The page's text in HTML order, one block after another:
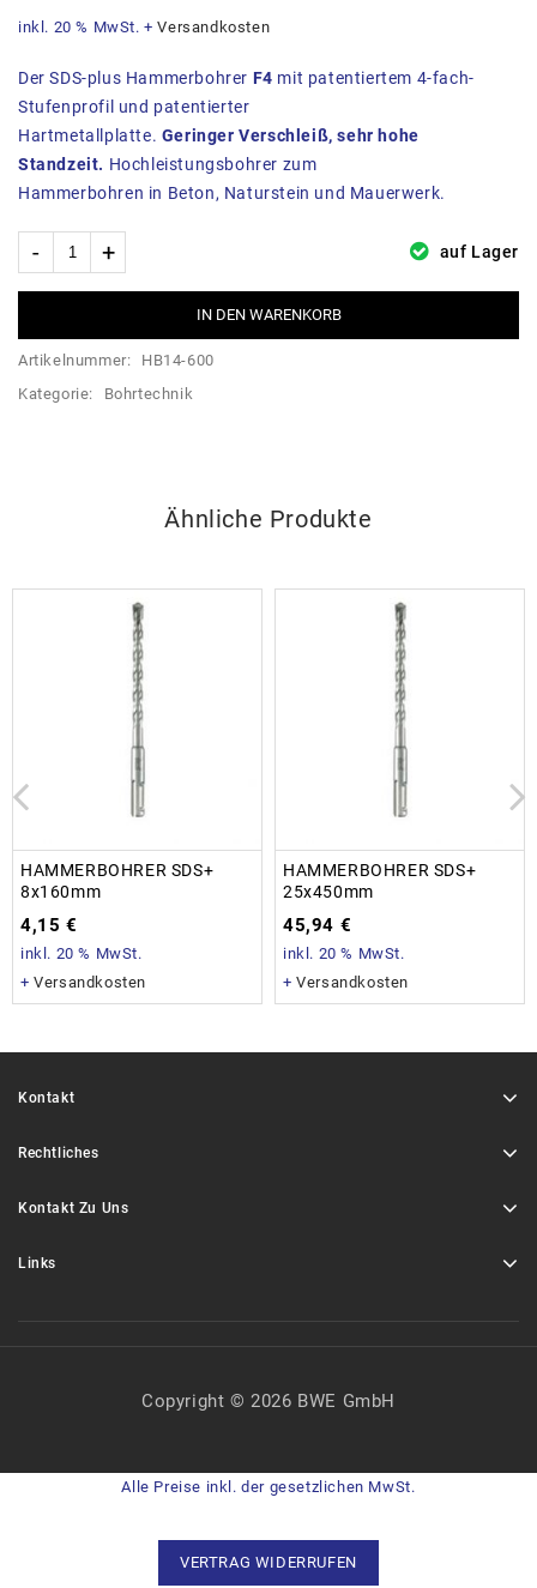
inkl. 20 % MwSt. +Versandkosten
Der SDS-plus Hammerbohrer F4 mit patentiertem 4-fach-
Stufenprofil und patentierter
Hartmetallplatte. Geringer Verschleiß, sehr hohe
Standzeit. Hochleistungsbohrer zum
Hammerbohren in Beton, Naturstein und Mauerwerk.
auf Lager
IN DEN WARENKORB
Artikelnummer:
HB14-600
Kategorie:
Bohrtechnik
Ähnliche Produkte
HAMMERBOHRER SDS+
8x160mm
4,15 €
inkl. 20 % MwSt.
+Versandkosten
HAMMERBOHRER SDS+
25x450mm
45,94 €
inkl. 20 % MwSt.
+Versandkosten
Kontakt
Rechtliches
Kontakt Zu Uns
Links
Copyright © 2026 BWE GmbH
Alle Preise inkl. der gesetzlichen MwSt.
VERTRAG WIDERRUFEN